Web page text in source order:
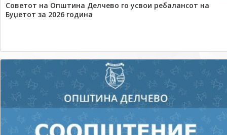
Советот на Општина Делчево го усвои ребалансот на
Буџетот за 2026 година